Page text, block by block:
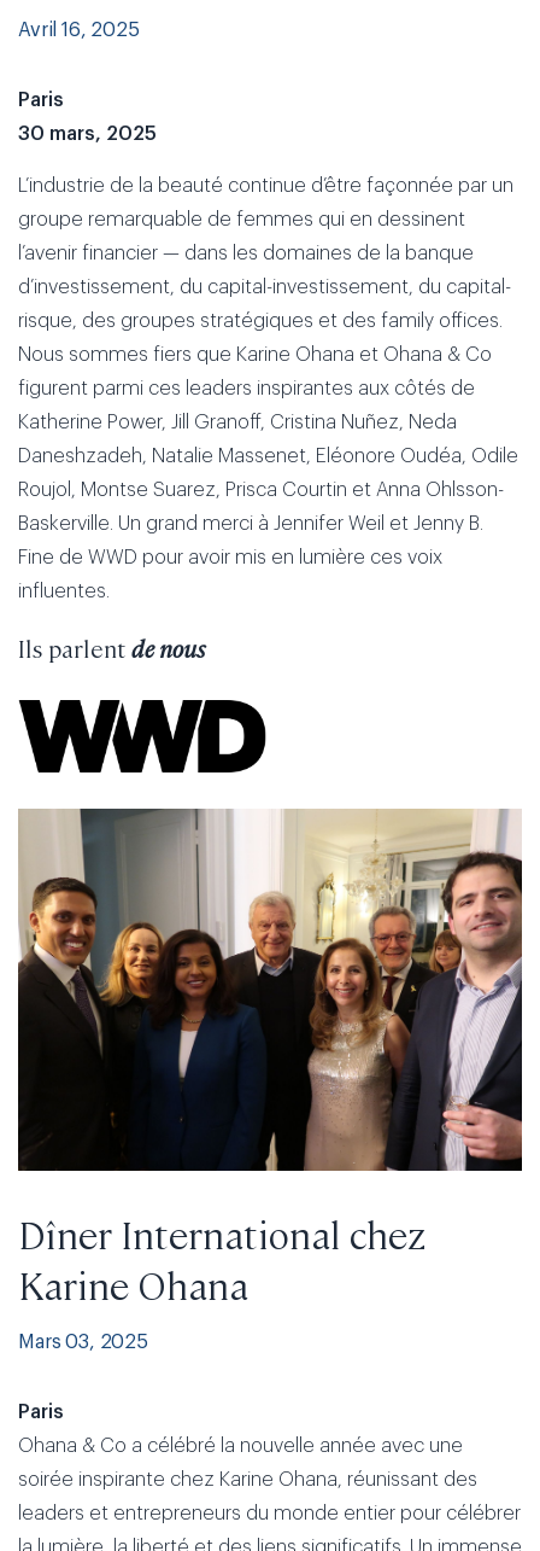
Avril 16, 2025
Paris
30 mars, 2025
L’industrie de la beauté continue d’être façonnée par un
groupe remarquable de femmes qui en dessinent
l’avenir financier — dans les domaines de la banque
d’investissement, du capital-investissement, du capital-
risque, des groupes stratégiques et des family offices.
Nous sommes fiers que Karine Ohana et Ohana & Co
figurent parmi ces leaders inspirantes aux côtés de
Katherine Power, Jill Granoff, Cristina Nuñez, Neda
Daneshzadeh, Natalie Massenet, Eléonore Oudéa, Odile
Roujol, Montse Suarez, Prisca Courtin et Anna Ohlsson-
Baskerville. Un grand merci à Jennifer Weil et Jenny B.
Fine de WWD pour avoir mis en lumière ces voix
influentes.
Ils parlentde nous
Dîner International chez
Karine Ohana
Mars 03, 2025
Paris
Ohana & Co a célébré la nouvelle année avec une
soirée inspirante chez Karine Ohana, réunissant des
leaders et entrepreneurs du monde entier pour célébrer